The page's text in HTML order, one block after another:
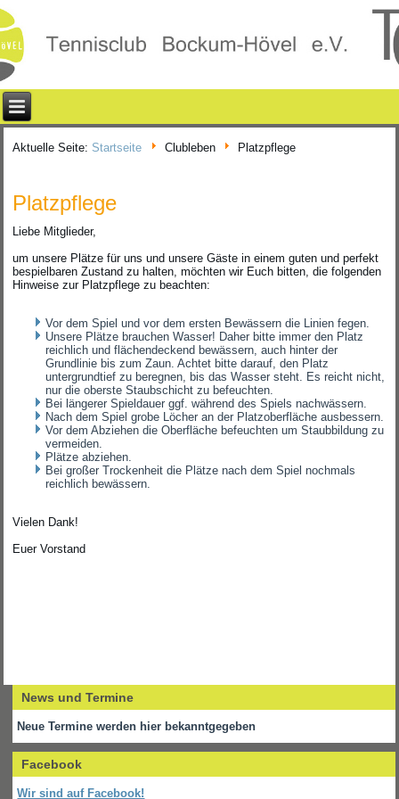
Aktuelle Seite: Startseite Clubleben Platzpflege
Platzpflege
Liebe Mitglieder,
um unsere Plätze für uns und unsere Gäste in einem guten und perfekt
bespielbaren Zustand zu halten, möchten wir Euch bitten, die folgenden
Hinweise zur Platzpflege zu beachten:
Vor dem Spiel und vor dem ersten Bewässern die Linien fegen.
Unsere Plätze brauchen Wasser! Daher bitte immer den Platz
reichlich und flächendeckend bewässern, auch hinter der
Grundlinie bis zum Zaun. Achtet bitte darauf, den Platz
untergrundtief zu beregnen, bis das Wasser steht. Es reicht nicht,
nur die oberste Staubschicht zu befeuchten.
Bei längerer Spieldauer ggf. während des Spiels nachwässern.
Nach dem Spiel grobe Löcher an der Platzoberfläche ausbessern.
Vor dem Abziehen die Oberfläche befeuchten um Staubbildung zu
vermeiden.
Plätze abziehen.
Bei großer Trockenheit die Plätze nach dem Spiel nochmals
reichlich bewässern.
Vielen Dank!
Euer Vorstand
News und Termine
Neue Termine werden hier bekanntgegeben
Facebook
Wir sind auf Facebook!